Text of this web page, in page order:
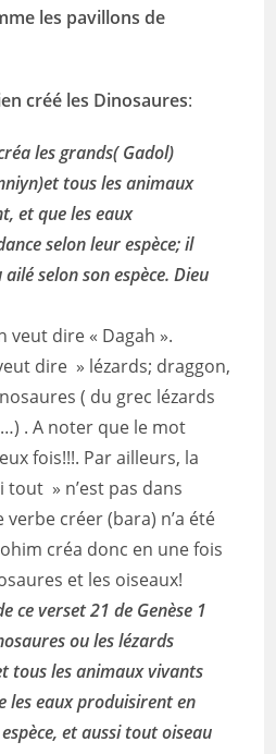
les pavillons de
créé les Dinosaures:
les grands( Gadol)
tous les animaux
et que les eaux
selon leur espèce; il
ailéselon son espèce. Dieu
veut dire « Dagah ».
dire » lézards; draggon,
( du grec lézards
. A noter que le mot
fois!!!. Par ailleurs, la
tout » n’est pas dans
créer (bara) n’a été
créa donc en une fois
et les oiseaux!
ce verset 21 de Genèse 1
ou les lézards
tous les animaux vivants
les eaux produisirent en
et aussi tout oiseau